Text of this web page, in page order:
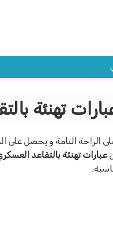
تهنئة
الراحة التامة و يحصل
عبارات تهنئة بالتقاعد